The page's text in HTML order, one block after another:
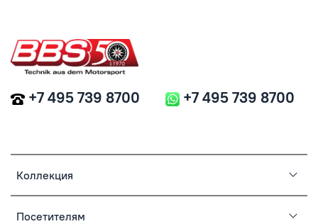
Коллекция
Посетителям
+7 495 739 8700 +7 495 739 8700